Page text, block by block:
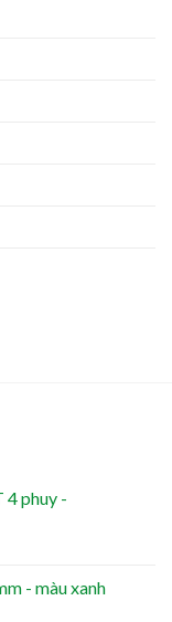
4 phuy -
- màu xanh